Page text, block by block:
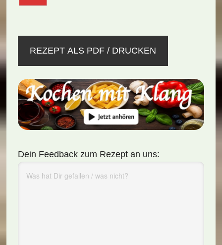
REZEPT ALS PDF / DRUCKEN
Dein Feedback zum Rezept an uns: